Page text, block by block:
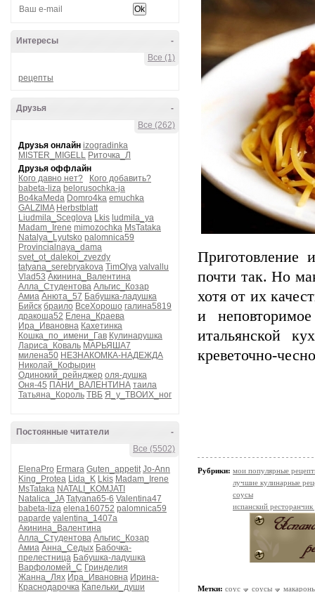
-
Интересы
Все (1)
рецепты
-
Друзья
Все (262)
Друзья онлайн izogradinka
MISTER_MIGELL Риточка_Л
Друзья оффлайн
Кого давно нет?
Кого добавить?
babeta-liza belorusochka-ja
Bo4kaMeda Domro4ka emuchka
GALZIMA Herbstblatt
Liudmila_Sceglova Lkis ludmila_ya
Madam_Irene mimozochka MsTataka
Natalya_Lyutsko palomnica59
Provincialnaya_dama
svet_ot_dalekoi_zvezdy
tatyana_serebryakova TimOlya valvallu
Vlad53 Акинина_Валентина
Алла_Студентова Альгис_Козар
Амиа Анюта_57 Бабушка-ладушка
Бийск браило ВсеХорошо галина5819
дракоша52 Елена_Краева
Ира_Ивановна Кахетинка
Кошка_по_имени_Гав Кулинарушка
Лариса_Коваль МАРЬЯША7
милена50 НЕЗНАКОМКА-НАДЕЖДА
Николай_Кофырин
Одинокий_рейнджер оля-душка
Оня-45 ПАНИ_ВАЛЕНТИНА таила
Татьяна_Король ТВБ Я_у_ТВОИХ_ног
-
Постоянные читатели
Все (5502)
ElenaPro Ermara Guten_appetit Jo-Ann
King_Protea Lida_K Lkis Madam_Irene
MsTataka NATALI_KOMJATI
Natalica_JA Tatyana65-6 Valentina47
babeta-liza elena160752 palomnica59
paparde valentina_1407a
Акинина_Валентина
Алла_Студентова Альгис_Козар
Амиа Анна_Седых Бабочка-
прелестница Бабушка-ладушка
Варфоломей_С Гринделия
Жанна_Лях Ира_Ивановна Ирина-
Краснодарочка Капельки_души
Приготовление
почти так. Но
хотя от их
и
итальянской
креветочно-
Рубрики: мои популярные
лучшие кулинарные
соусы
испанский
Метки: соус соусы